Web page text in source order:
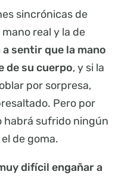
sincrónicas de
real y la de
sentir que la mano
de su cuerpo, y si la
por sorpresa,
Pero por
habrá sufrido ningún
de goma.
difícil engañar a